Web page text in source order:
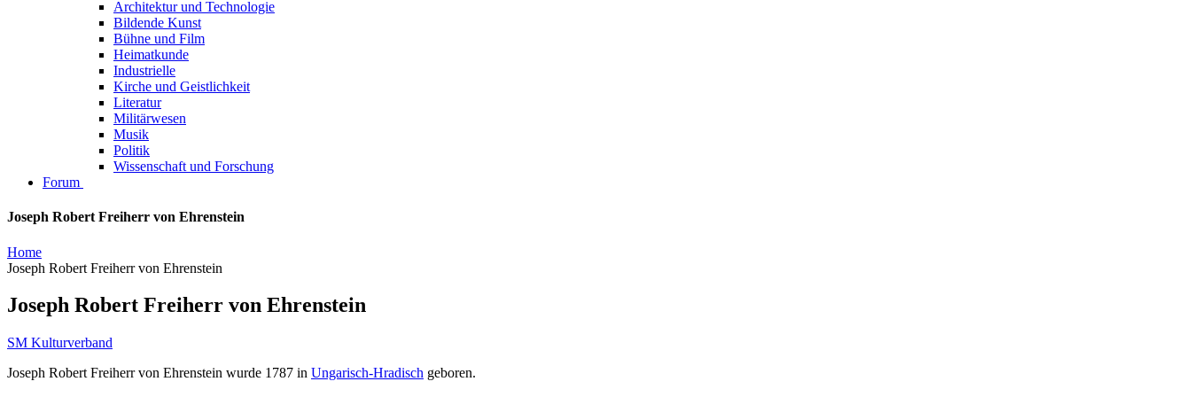
Architektur und Technologie
Bildende Kunst
Bühne und Film
Heimatkunde
Industrielle
Kirche und Geistlichkeit
Literatur
Militärwesen
Musik
Politik
Wissenschaft und Forschung
Forum
Joseph Robert Freiherr von Ehrenstein
Home
Joseph Robert Freiherr von Ehrenstein
Joseph Robert Freiherr von Ehrenstein
SM Kulturverband
Joseph Robert Freiherr von Ehrenstein wurde 1787 in Ungarisch-Hradisch geboren.